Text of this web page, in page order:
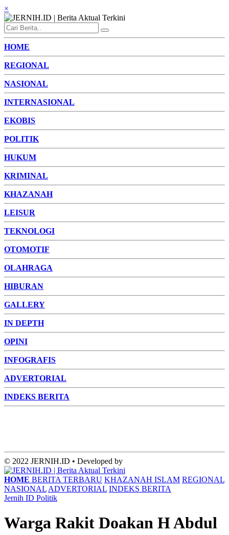
×
HOME
REGIONAL
NASIONAL
INTERNASIONAL
EKOBIS
POLITIK
HUKUM
KRIMINAL
KHAZANAH
LEISUR
TEKNOLOGI
OTOMOTIF
OLAHRAGA
HIBURAN
GALLERY
IN DEPTH
OPINI
INFOGRAFIS
ADVERTORIAL
INDEKS BERITA
© 2022 JERNIH.ID • Developed by
HOME BERITA TERBARU KHAZANAH ISLAM REGIONAL
NASIONAL ADVERTORIAL INDEKS BERITA
Jernih ID Politik
Warga Rakit Doakan H Abdul